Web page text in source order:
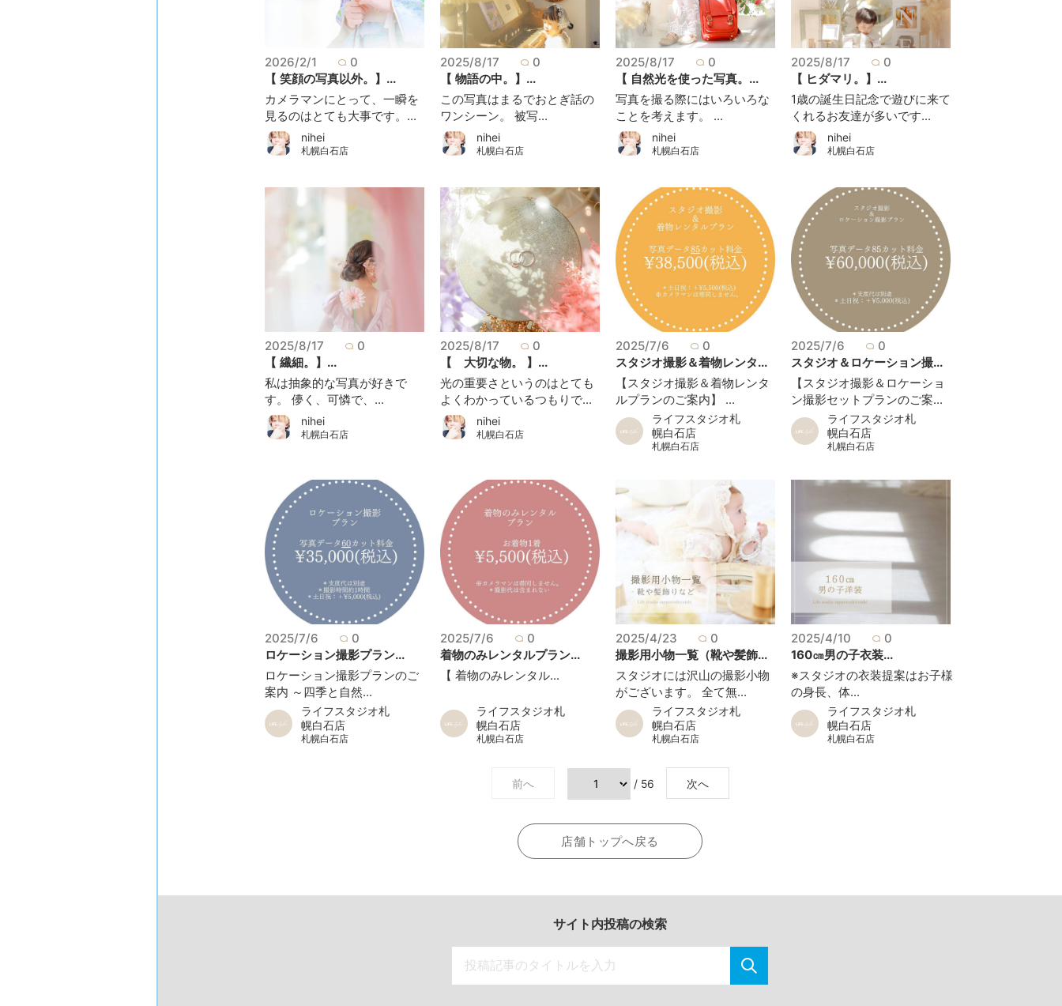
2026/2/1
0
【 笑顔の写真以外。】...
カメラマンにとって、一瞬を
見るのはとても大事です。...
nihei
札幌白石店
2025/8/17
0
【 物語の中。】...
この写真はまるでおとぎ話の
ワンシーン。 被写...
nihei
札幌白石店
2025/8/17
0
【 自然光を使った写真。...
写真を撮る際にはいろいろな
ことを考えます。 ...
nihei
札幌白石店
2025/8/17
0
【 ヒダマリ。】...
1歳の誕生日記念で遊びに来て
くれるお友達が多いです...
nihei
札幌白石店
2025/8/17
0
【 繊細。】...
私は抽象的な写真が好きで
す。 儚く、可憐で、...
nihei
札幌白石店
2025/8/17
0
【 大切な物。 】...
光の重要さというのはとても
よくわかっているつもりで...
nihei
札幌白石店
2025/7/6
0
スタジオ撮影＆着物レンタ...
【スタジオ撮影＆着物レンタ
ルプランのご案内】 ...
ライフスタジオ札
幌白石店
札幌白石店
2025/7/6
0
スタジオ＆ロケーション撮...
【スタジオ撮影＆ロケーショ
ン撮影セットプランのご案...
ライフスタジオ札
幌白石店
札幌白石店
2025/7/6
0
ロケーション撮影プラン...
ロケーション撮影プランのご
案内 ～四季と自然...
ライフスタジオ札
幌白石店
札幌白石店
2025/7/6
0
着物のみレンタルプラン...
【 着物のみレンタル...
ライフスタジオ札
幌白石店
札幌白石店
2025/4/23
0
撮影用小物一覧（靴や髪飾...
スタジオには沢山の撮影小物
がございます。 全て無...
ライフスタジオ札
幌白石店
札幌白石店
2025/4/10
0
160㎝男の子衣装...
※スタジオの衣装提案はお子様
の身長、体...
ライフスタジオ札
幌白石店
札幌白石店
前へ / 56 次へ
店舗トップへ戻る
サイト内投稿の検索